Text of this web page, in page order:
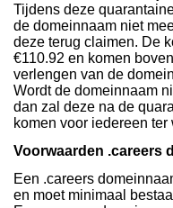
Tijdens deze
de domeinnaam niet
deze terug claimen. De
€110.92 en komen
verlengen van de
Wordt de domeinnaam
dan zal deze na de
komen voor iedereen ter
Voorwaarden .careers
Een .careers
en moet minimaal